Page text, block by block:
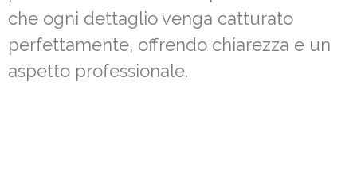
che ogni dettaglio venga catturato
perfettamente, offrendo chiarezza e un
aspetto professionale.